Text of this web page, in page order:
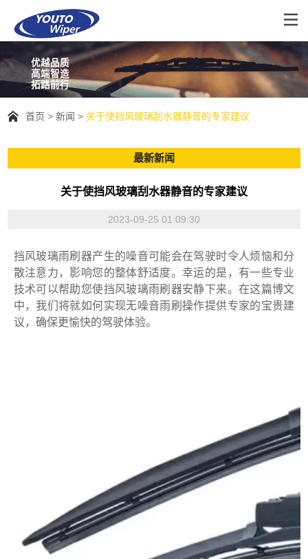
优越品质
高端智造
拓路前行
首页 新闻 关于使挡风玻璃刮水器静音的专家建议
最新新闻
关于使挡风玻璃刮水器静音的专家建议
2023-09-25 01:09:30
挡风玻璃雨刷器产生的噪音可能会在驾驶时令人烦恼和分
散注意力，影响您的整体舒适度。幸运的是，有一些专业
技术可以帮助您使挡风玻璃雨刷器安静下来。在这篇博文
中，我们将就如何实现无噪音雨刷操作提供专家的宝贵建
议，确保更愉快的驾驶体验。